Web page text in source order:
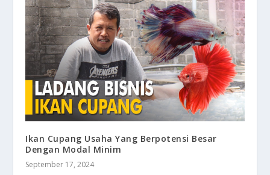
Ikan Cupang Usaha Yang Berpotensi Besar
Dengan Modal Minim
September 17, 2024